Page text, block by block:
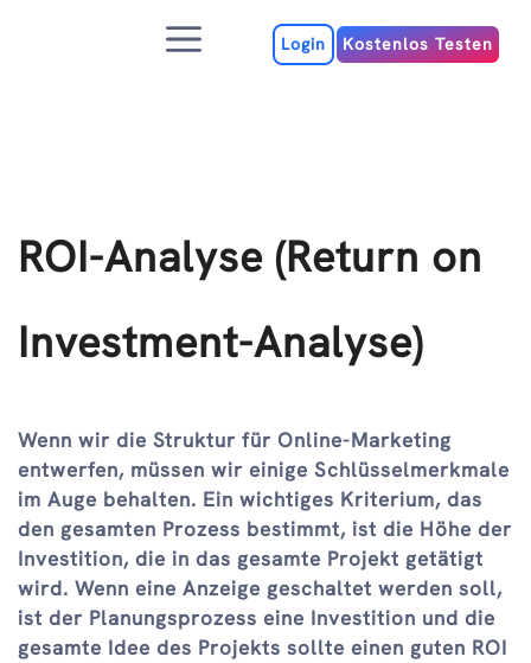
MenuLogin Kostenlos Testen
ROI-Analyse (Return on
Investment-Analyse)
Wenn wir die Struktur für Online-Marketing
entwerfen, müssen wir einige Schlüsselmerkmale
im Auge behalten. Ein wichtiges Kriterium, das
den gesamten Prozess bestimmt, ist die Höhe der
Investition, die in das gesamte Projekt getätigt
wird. Wenn eine Anzeige geschaltet werden soll,
ist der Planungsprozess eine Investition und die
gesamte Idee des Projekts sollte einen guten ROI